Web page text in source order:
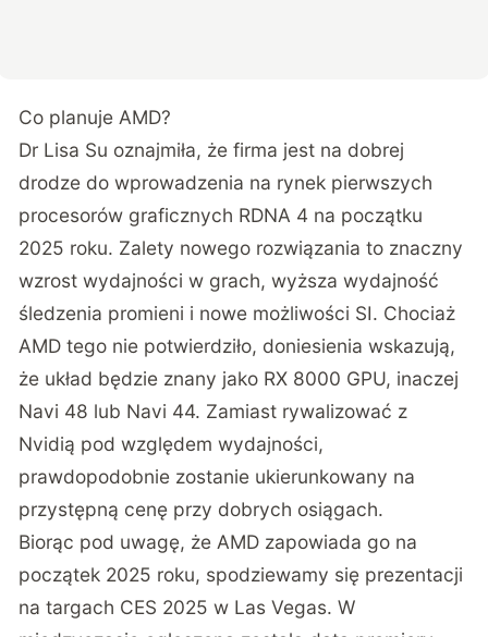
Co planuje AMD?
Dr Lisa Su oznajmiła, że firma jest na dobrej
drodze do wprowadzenia na rynek pierwszych
procesorów graficznych RDNA 4 na początku
2025 roku. Zalety nowego rozwiązania to znaczny
wzrost wydajności w grach, wyższa wydajność
śledzenia promieni i nowe możliwości SI. Chociaż
AMD tego nie potwierdziło, doniesienia wskazują,
że układ będzie znany jako RX 8000 GPU, inaczej
Navi 48 lub Navi 44. Zamiast rywalizować z
Nvidią pod względem wydajności,
prawdopodobnie zostanie ukierunkowany na
przystępną cenę przy dobrych osiągach.
Biorąc pod uwagę, że AMD zapowiada go na
początek 2025 roku, spodziewamy się prezentacji
na targach CES 2025 w Las Vegas. W